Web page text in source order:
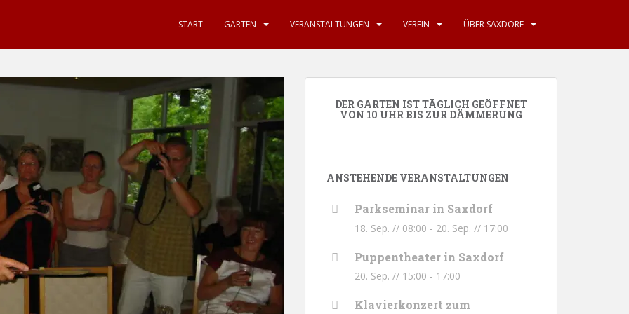
START GARTEN VERANSTALTUNGEN VEREIN ÜBER SAXDORF
DER GARTEN IST TÄGLICH GEÖFFNET
VON 10 UHR BIS ZUR DÄMMERUNG
ANSTEHENDE VERANSTALTUNGEN
Parkseminar in Saxdorf
18. Sep. // 08:00 - 20. Sep. // 17:00
Puppentheater in Saxdorf
20. Sep. // 15:00 - 17:00
Klavierkonzert zum